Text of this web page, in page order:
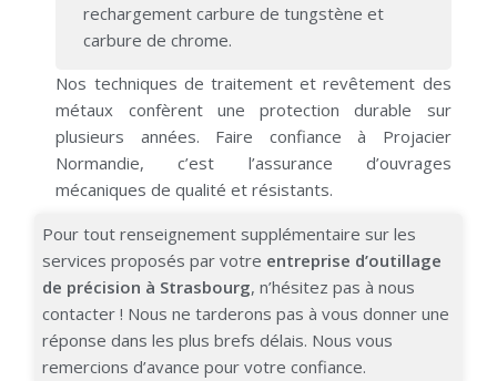
rechargement carbure de tungstène et
carbure de chrome.
Nos techniques de traitement et revêtement des
métaux confèrent une protection durable sur
plusieurs années. Faire confiance à Projacier
Normandie, c’est l’assurance d’ouvrages
mécaniques de qualité et résistants.
Pour tout renseignement supplémentaire sur les
services proposés par votre entreprise d’outillage
de précision à Strasbourg, n’hésitez pas à nous
contacter ! Nous ne tarderons pas à vous donner une
réponse dans les plus brefs délais. Nous vous
remercions d’avance pour votre confiance.